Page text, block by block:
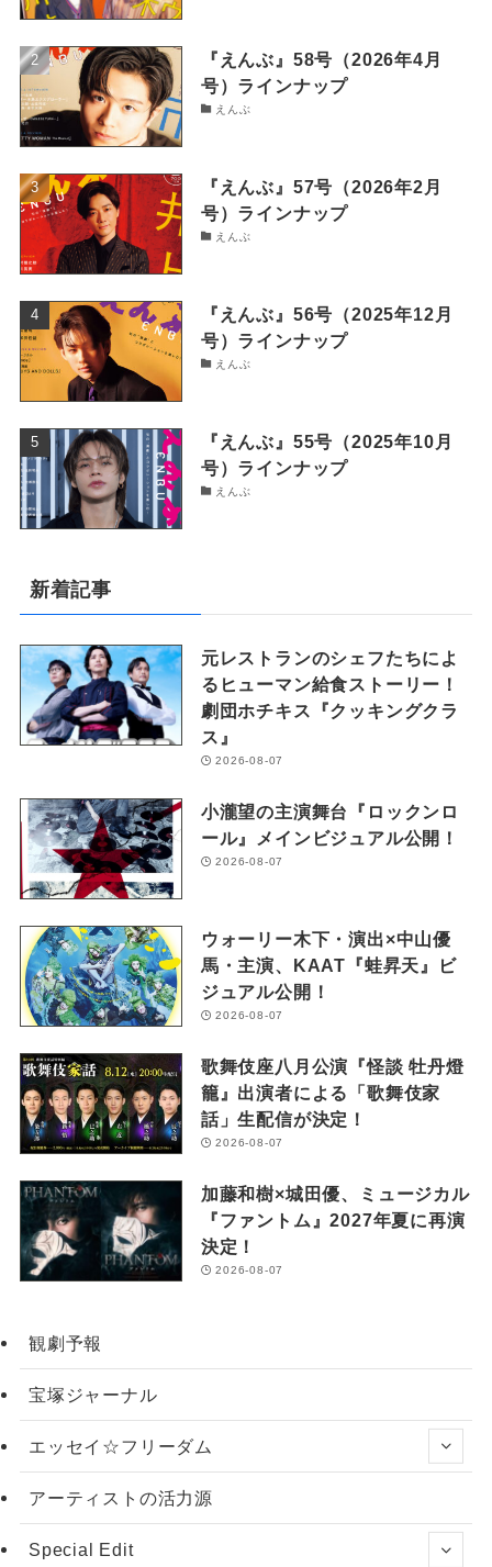
『えんぶ』58号（2026年4月
号）ラインナップ
えんぶ
『えんぶ』57号（2026年2月
号）ラインナップ
えんぶ
『えんぶ』56号（2025年12月
号）ラインナップ
えんぶ
『えんぶ』55号（2025年10月
号）ラインナップ
えんぶ
新着記事
元レストランのシェフたちによ
るヒューマン給食ストーリー！
劇団ホチキス『クッキングクラ
ス』
2026-08-07
小瀧望の主演舞台『ロックンロ
ール』メインビジュアル公開！
2026-08-07
ウォーリー木下・演出×中山優
馬・主演、KAAT『蛙昇天』ビ
ジュアル公開！
2026-08-07
歌舞伎座八月公演『怪談 牡丹燈
籠』出演者による「歌舞伎家
話」生配信が決定！
2026-08-07
加藤和樹×城田優、ミュージカル
『ファントム』2027年夏に再演
決定！
2026-08-07
観劇予報
宝塚ジャーナル
エッセイ☆フリーダム
アーティストの活力源
Special Edit